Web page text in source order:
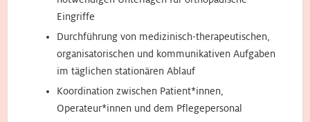
Eingriffe
Durchführung von medizinisch-therapeutischen,
organisatorischen und kommunikativen Aufgaben
im täglichen stationären Ablauf
Koordination zwischen Patient*innen,
Operateur*innen und dem Pflegepersonal